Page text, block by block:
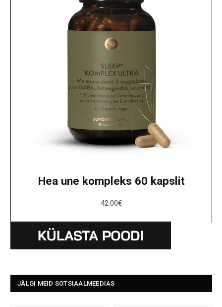
Hea une kompleks 60 kapslit
42.00€
JÄLGI MEID SOTSIAALMEEDIAS